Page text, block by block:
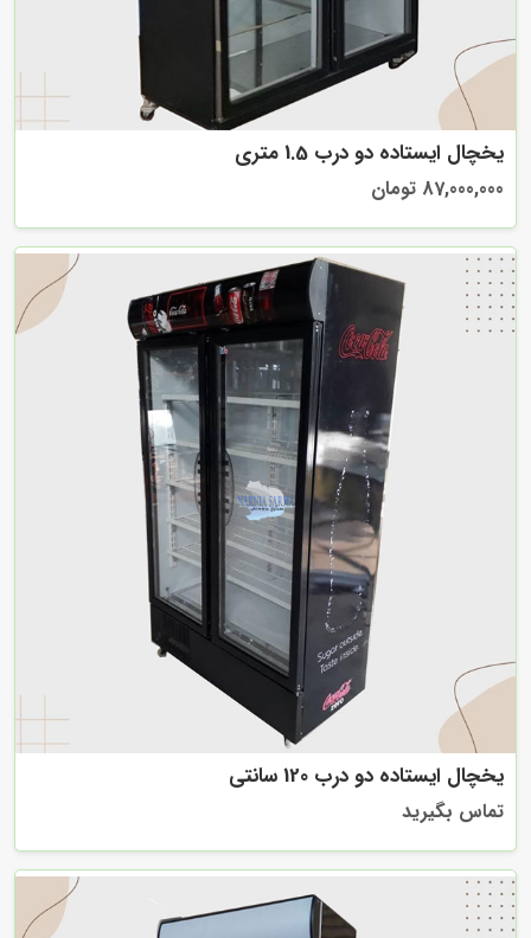
یخچال ایستاده دو درب 1.5 متری
87,000,000 تومان
یخچال ایستاده دو درب 120 سانتی
تماس بگیرید